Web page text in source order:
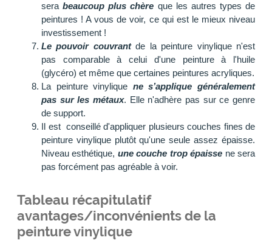
serabeaucoup plus chère que les autres types de
peintures ! A vous de voir, ce qui est le mieux niveau
investissement !
Le pouvoir couvrantde la peinture vinylique n'est
pas comparable à celui d'une peinture à l'huile
(glycéro) et même que certaines peintures acryliques.
La peinture vinylique ne s’applique généralement
pas sur les métaux. Elle n'adhère pas sur ce genre
de support.
Il est conseillé d'appliquer plusieurs couches fines de
peinture vinylique plutôt qu'une seule assez épaisse.
Niveau esthétique, une couche trop épaisse ne sera
pas forcément pas agréable à voir.
Tableau récapitulatif
avantages/inconvénients de la
peinture vinylique